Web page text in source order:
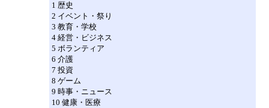
1 歴史
2 イベント・祭り
3 教育・学校
4 経営・ビジネス
5 ボランティア
6 介護
7 投資
8 ゲーム
9 時事・ニュース
10 健康・医療